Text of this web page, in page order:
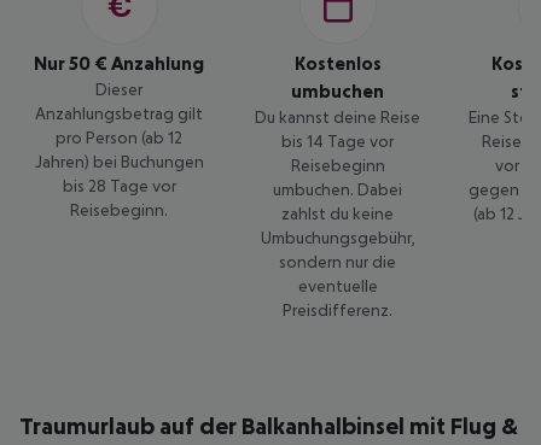
Nur 50 € Anzahlung
Dieser
Anzahlungsbetrag gilt
pro Person (ab 12
Jahren) bei Buchungen
bis 28 Tage vor
Reisebeginn.
Kostenlos
umbuchen
Du kannst deine Reise
bis 14 Tage vor
Reisebeginn
umbuchen. Dabei
zahlst du keine
Umbuchungsgebühr,
sondern nur die
eventuelle
Preisdifferenz.
Eine
Reise
vor
gegen
(ab 12
Traumurlaub auf der Balkanhalbinsel mit Flug &